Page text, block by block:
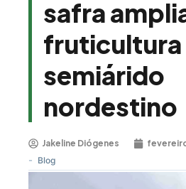
safra
fruticultura
semiárido
nordestino
Jakeline Diógenes
- Blog